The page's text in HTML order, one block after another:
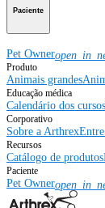
Paciente
Pet Owner
Produto
Animais grandes
Educação médica
Calendário dos cursos
Corporativo
Sobre a Arthrex
Recursos
Catálogo de produtos
Paciente
Pet Owner